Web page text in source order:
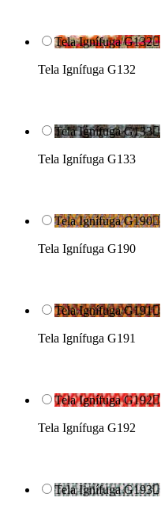
Tela Ignífuga G132
Tela Ignífuga G132
Tela Ignífuga G133
Tela Ignífuga G133
Tela Ignífuga G190
Tela Ignífuga G190
Tela Ignífuga G191
Tela Ignífuga G191
Tela Ignífuga G192
Tela Ignífuga G192
Tela Ignífuga G193